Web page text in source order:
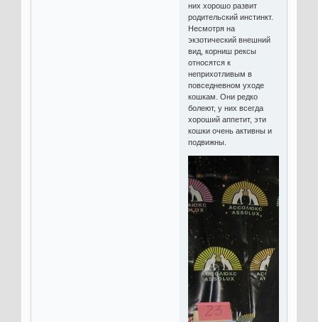
них хорошо развит
родительский инстинкт.
Несмотря на
экзотический внешний
вид, корниш рексы
относятся к
неприхотливым в
повседневном уходе
кошкам. Они редко
болеют, у них всегда
хороший аппетит, эти
кошки очень активны и
подвижны.